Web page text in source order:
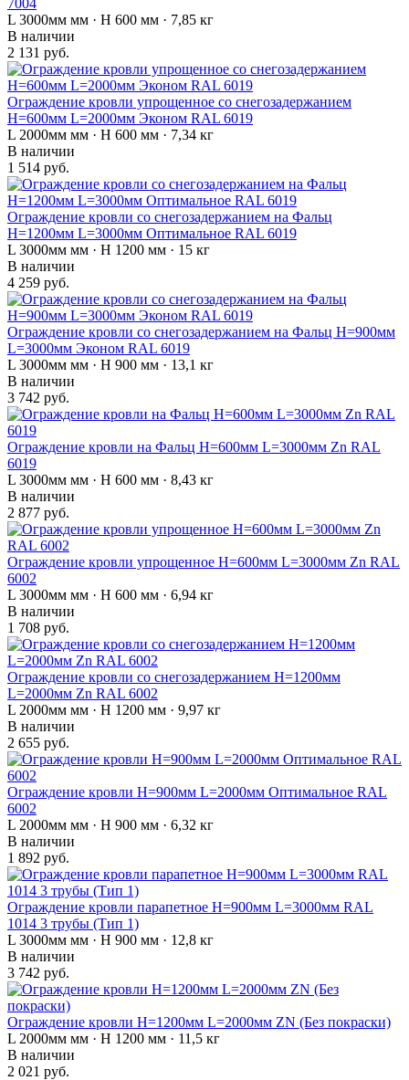
L 3000мм мм · H 600 мм · 7,85 кг
В наличии
2 131 руб.
Ограждение кровли упрощенное со снегозадержанием
H=600мм L=2000мм Эконом RAL 6019
L 2000мм мм · H 600 мм · 7,34 кг
В наличии
1 514 руб.
Ограждение кровли со снегозадержанием на Фальц
H=1200мм L=3000мм Оптимальное RAL 6019
L 3000мм мм · H 1200 мм · 15 кг
В наличии
4 259 руб.
Ограждение кровли со снегозадержанием на Фальц H=900мм
L=3000мм Эконом RAL 6019
L 3000мм мм · H 900 мм · 13,1 кг
В наличии
3 742 руб.
Ограждение кровли на Фальц H=600мм L=3000мм Zn RAL
6019
L 3000мм мм · H 600 мм · 8,43 кг
В наличии
2 877 руб.
Ограждение кровли упрощенное H=600мм L=3000мм Zn RAL
6002
L 3000мм мм · H 600 мм · 6,94 кг
В наличии
1 708 руб.
Ограждение кровли со снегозадержанием H=1200мм
L=2000мм Zn RAL 6002
L 2000мм мм · H 1200 мм · 9,97 кг
В наличии
2 655 руб.
Ограждение кровли H=900мм L=2000мм Оптимальное RAL
6002
L 2000мм мм · H 900 мм · 6,32 кг
В наличии
1 892 руб.
Ограждение кровли парапетное H=900мм L=3000мм RAL
1014 3 трубы (Тип 1)
L 3000мм мм · H 900 мм · 12,8 кг
В наличии
3 742 руб.
Ограждение кровли H=1200мм L=2000мм ZN (Без покраски)
L 2000мм мм · H 1200 мм · 11,5 кг
В наличии
2 021 руб.